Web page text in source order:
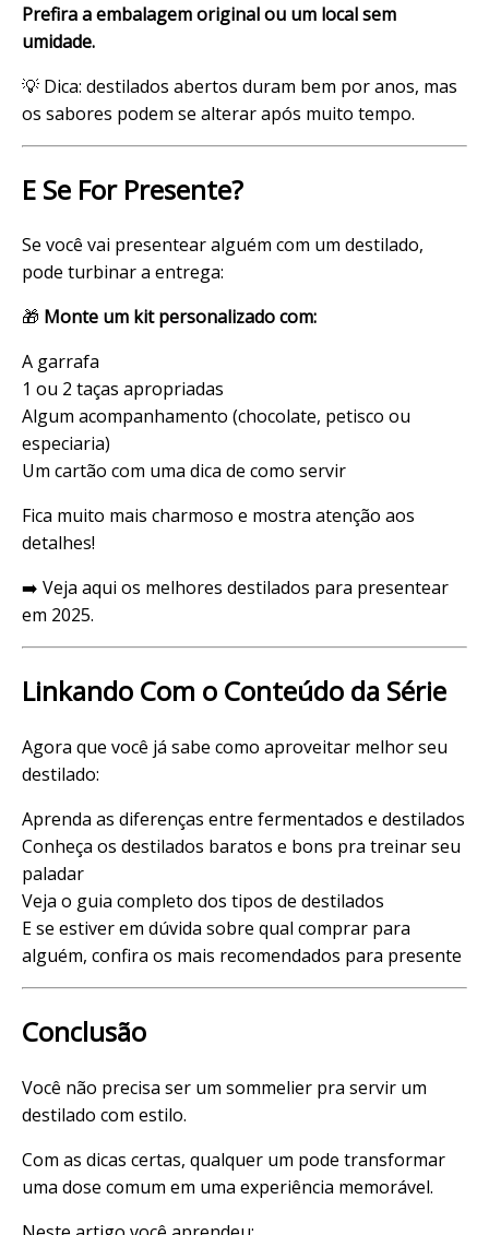
Prefira a embalagem original ou um local sem
umidade.
💡 Dica: destilados abertos duram bem por anos, mas
os sabores podem se alterar após muito tempo.
E Se For Presente?
Se você vai presentear alguém com um destilado,
pode turbinar a entrega:
🎁 Monte um kit personalizado com:
A garrafa
1 ou 2 taças apropriadas
Algum acompanhamento (chocolate, petisco ou
especiaria)
Um cartão com uma dica de como servir
Fica muito mais charmoso e mostra atenção aos
detalhes!
➡️ Veja aqui os melhores destilados para presentear
em 2025.
Linkando Com o Conteúdo da Série
Agora que você já sabe como aproveitar melhor seu
destilado:
Aprenda as diferenças entre fermentados e destilados
Conheça os destilados baratos e bons pra treinar seu
paladar
Veja o guia completo dos tipos de destilados
E se estiver em dúvida sobre qual comprar para
alguém, confira os mais recomendados para presente
Conclusão
Você não precisa ser um sommelier pra servir um
destilado com estilo.
Com as dicas certas, qualquer um pode transformar
uma dose comum em uma experiência memorável.